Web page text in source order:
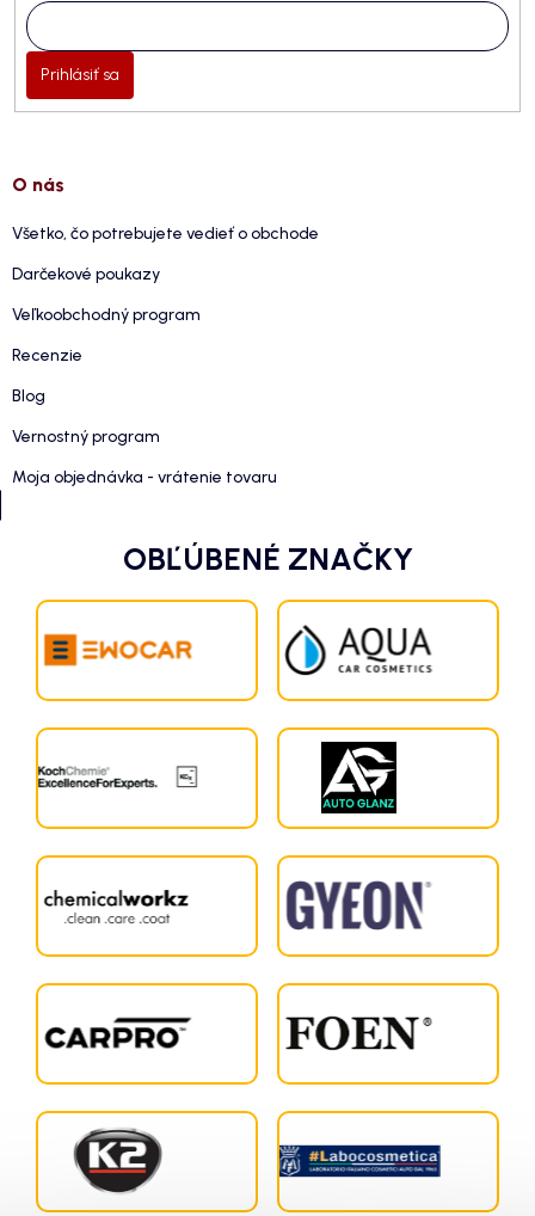
Prihlásiť sa
O nás
Všetko, čo potrebujete vedieť o obchode
Darčekové poukazy
Veľkoobchodný program
Recenzie
Blog
Vernostný program
Moja objednávka - vrátenie tovaru
OBĽÚBENÉ ZNAČKY